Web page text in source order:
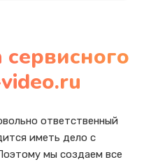
ответственный
иметь дело с
мы создаем все